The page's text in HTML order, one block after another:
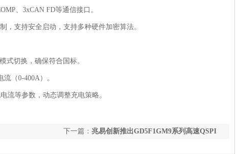
、3xCAN FD等通信接口。
支持安全启动，支持多种硬件加密算法。
切换，确保符合国标。
（0-400A）。
等参数，动态调整充电策略。
下一篇： 兆易创新推出GD5F1GM9系列高速QSPI